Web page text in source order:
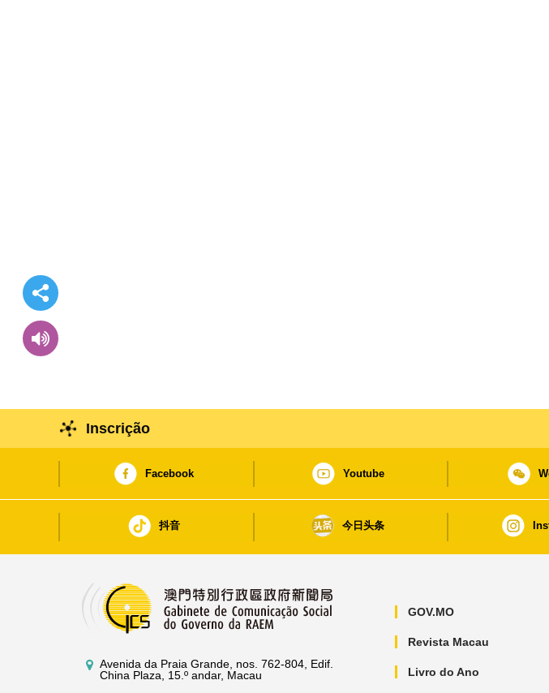
Inscrição
Facebook Youtube
抖音 今日头条
Avenida da Praia Grande, nos. 762-804, Edif.
China Plaza, 15.º andar, Macau
GOV.MO
Revista Macau
Livro do Ano